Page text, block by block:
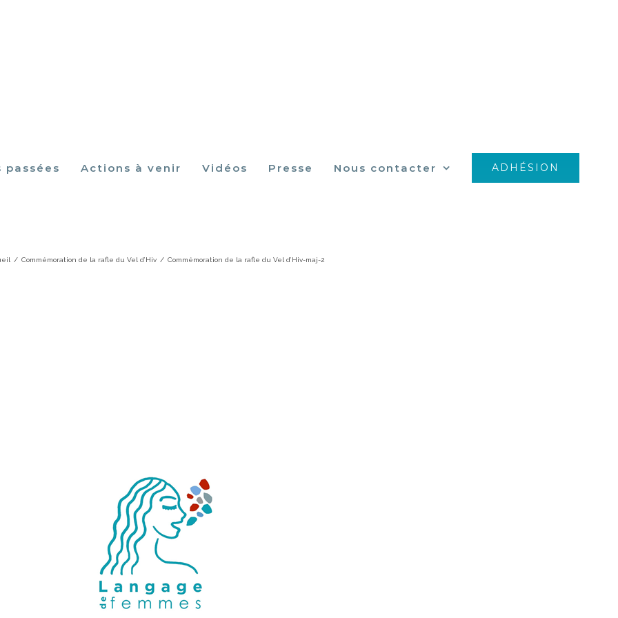
passées Actions à venir Vidéos Presse Nous contacter ADHÉSION
/ Commémoration de la rafle du Vel d’Hiv / Commémoration de la rafle du Vel d’Hiv-maj-2